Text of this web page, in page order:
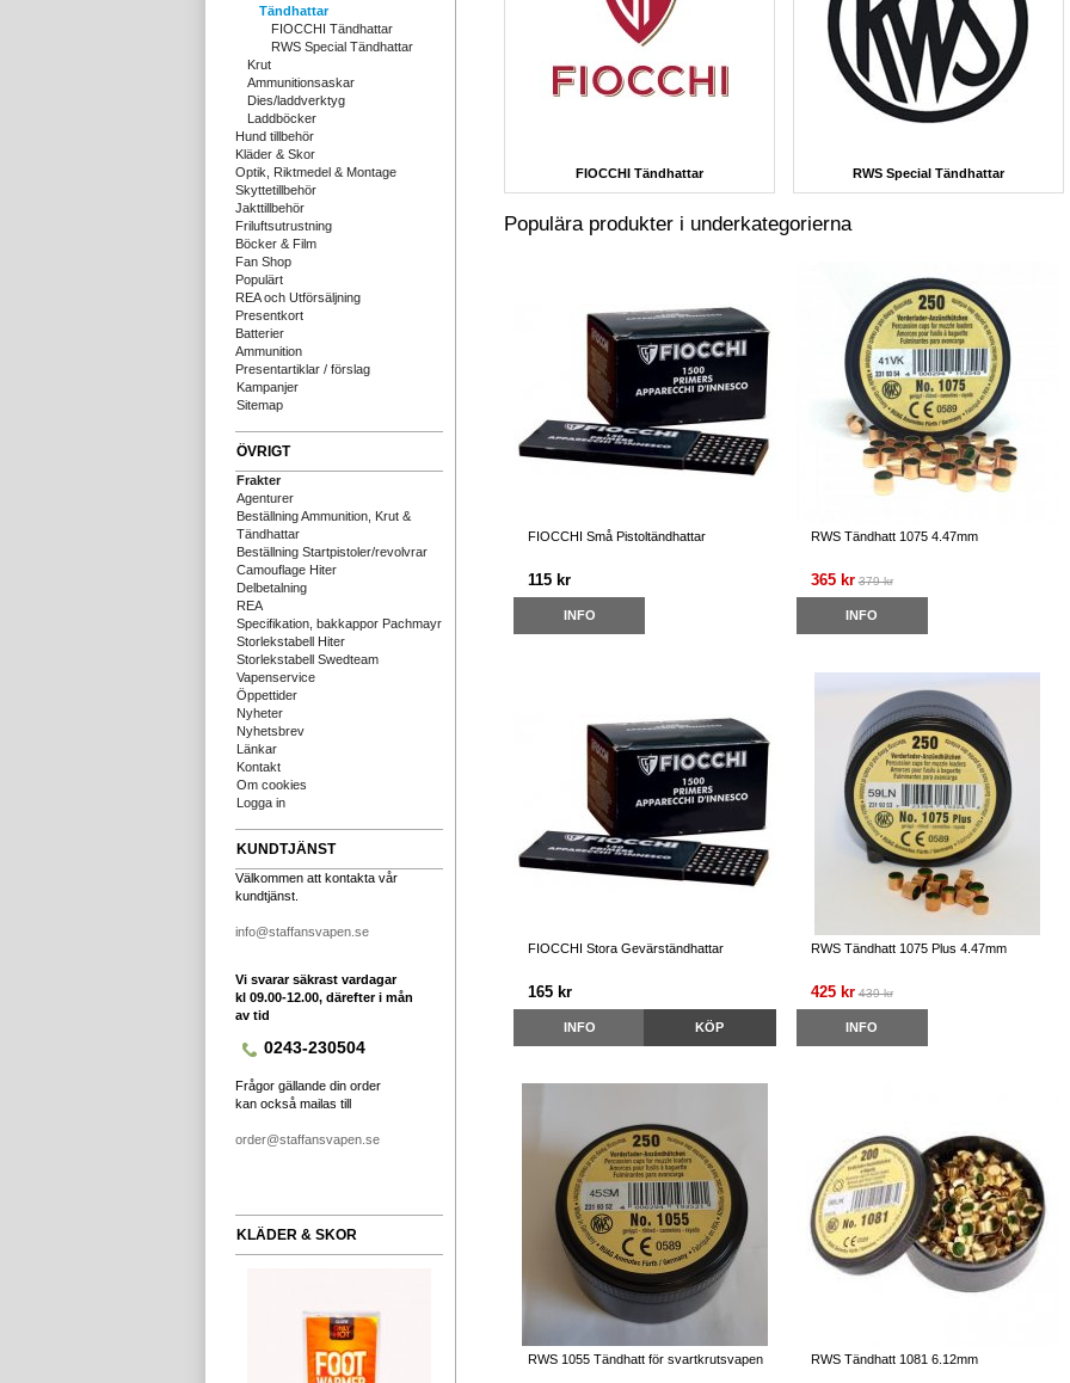
Tändhattar
FIOCCHI Tändhattar
RWS Special Tändhattar
Krut
Ammunitionsaskar
Dies/laddverktyg
Laddböcker
Hund tillbehör
Kläder & Skor
Optik, Riktmedel & Montage
Skyttetillbehör
Jakttillbehör
Friluftsutrustning
Böcker & Film
Fan Shop
Populärt
REA och Utförsäljning
Presentkort
Batterier
Ammunition
Presentartiklar / förslag
Kampanjer
Sitemap
ÖVRIGT
Frakter
Agenturer
Beställning Ammunition, Krut &
Tändhattar
Beställning Startpistoler/revolvrar
Camouflage Hiter
Delbetalning
REA
Specifikation, bakkappor Pachmayr
Storlekstabell Hiter
Storlekstabell Swedteam
Vapenservice
Öppettider
Nyheter
Nyhetsbrev
Länkar
Kontakt
Om cookies
Logga in
KUNDTJÄNST
Välkommen att kontakta vår
kundtjänst.
info@staffansvapen.se
Vi svarar säkrast vardagar
kl 09.00-12.00, därefter i mån
av tid
0243-230504
Frågor gällande din order
kan också mailas till
order@staffansvapen.se
KLÄDER & SKOR
FIOCCHI Tändhattar RWS Special Tändhattar
Populära produkter i underkategorierna
FIOCCHI Små Pistoltändhattar
115 kr
INFO
RWS Tändhatt 1075 4.47mm
365 kr 379 kr
INFO
FIOCCHI Stora Gevärständhattar
165 kr
INFO KÖP
RWS Tändhatt 1075 Plus 4.47mm
425 kr 439 kr
INFO
RWS 1055 Tändhatt för svartkrutsvapen RWS Tändhatt 1081 6.12mm